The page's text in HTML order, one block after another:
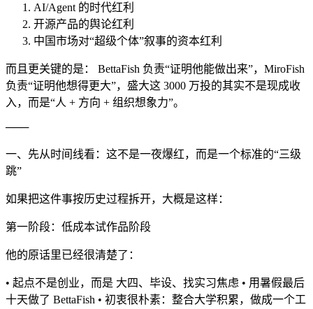
AI/Agent 的时代红利
开源产品的舆论红利
中国市场对“超级个体”叙事的资本红利
而且更关键的是： BettaFish 负责“证明他能做出来”，MiroFish
负责“证明他想得更大”，盛大这 3000 万投的其实不是现成收
入，而是“人 + 方向 + 组织想象力”。
───
一、先从时间线看：这不是一夜爆红，而是一个标准的“三级
跳”
如果把这件事按历史过程拆开，大概是这样：
第一阶段：低成本试作品阶段
他的原话里已经很清楚了：
• 起点不是创业，而是 大四、毕设、找实习焦虑 • 用暑假最后
十天做了 BettaFish • 初衷很朴素：整合大学积累，做成一个工